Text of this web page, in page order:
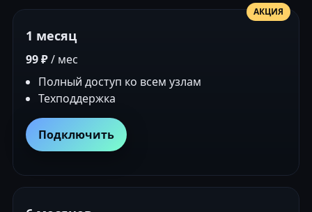
АКЦИЯ
1 месяц
99 ₽/ мес
Полный доступ ко всем узлам
Техподдержка
Подключить